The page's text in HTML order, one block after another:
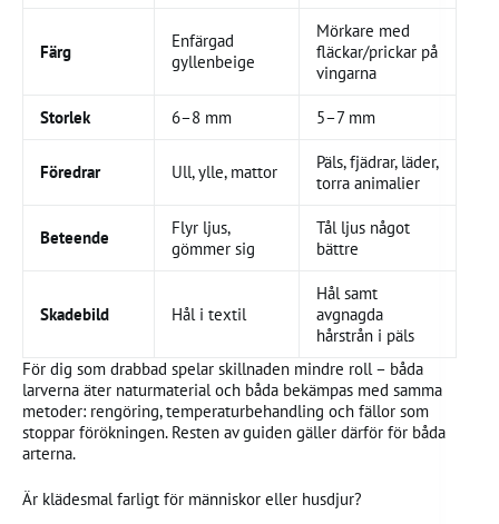
Färg
Enfärgad
gyllenbeige
Mörkare med
fläckar/prickar på
vingarna
Storlek 6–8 mm 5–7 mm
Föredrar Ull, ylle, mattor
Päls, fjädrar, läder,
torra animalier
Beteende
Flyr ljus,
gömmer sig
Tål ljus något
bättre
Skadebild Hål i textil
Hål samt
avgnagda
hårstrån i päls
För dig som drabbad spelar skillnaden mindre roll – båda
larverna äter naturmaterial och båda bekämpas med samma
metoder: rengöring, temperaturbehandling och fällor som
stoppar förökningen. Resten av guiden gäller därför för båda
arterna.
Är klädesmal farligt för människor eller husdjur?